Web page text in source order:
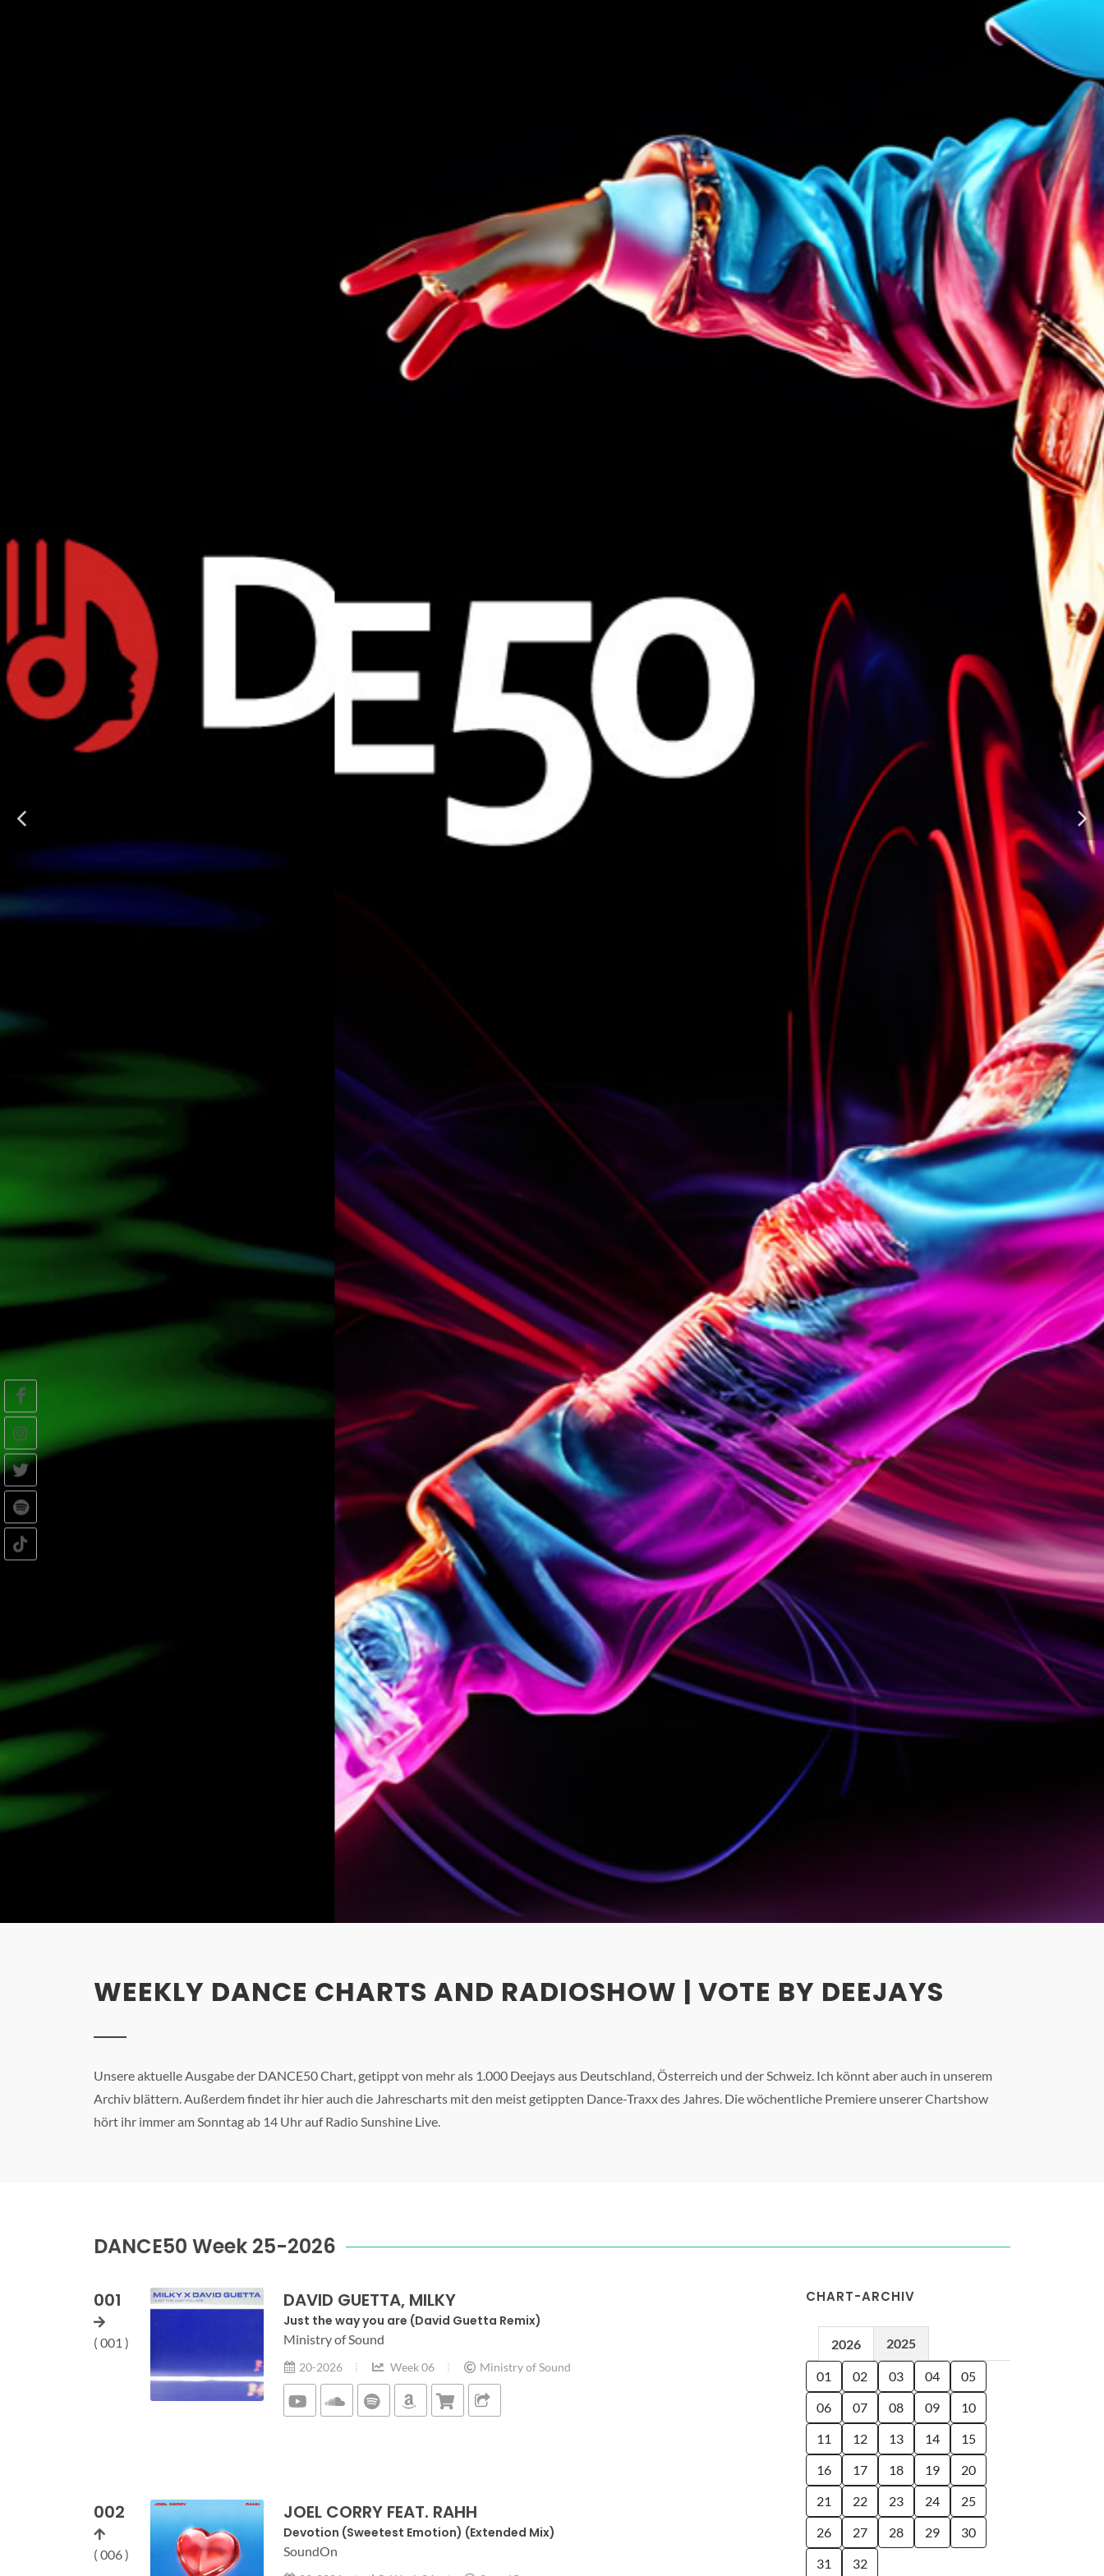
WEEKLY DANCE CHARTS AND RADIOSHOW | VOTE BY DEEJAYS
Unsere aktuelle Ausgabe der DANCE50 Chart, getippt von mehr als 1.000 Deejays aus Deutschland, Österreich und der Schweiz. Ich könnt aber auch in unserem
Archiv blättern. Außerdem findet ihr hier auch die Jahrescharts mit den meist getippten Dance-Traxx des Jahres. Die wöchentliche Premiere unserer Chartshow
hört ihr immer am Sonntag ab 14 Uhr auf Radio Sunshine Live.
DANCE50 Week 25-2026
001
( 001 )
DAVID GUETTA, MILKY
Just the way you are (David Guetta Remix)
Ministry of Sound
20-2026 Week 06 Ministry of Sound
002
( 006 )
JOEL CORRY FEAT. RAHH
Devotion (Sweetest Emotion) (Extended Mix)
SoundOn
CHART-ARCHIV
2026 2025
01 02 03 04
05
06
07 08 09
10
11
12 13 14
15
16
17 18 19
20
21
22 23 24
25
26
27 28 29
30
31
32